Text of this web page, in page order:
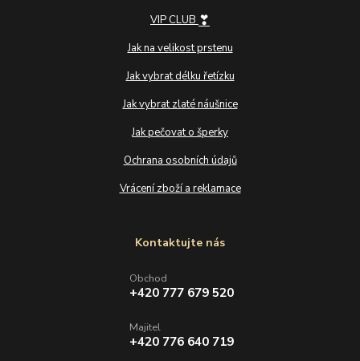
VIP CLUB ❣
Jak na velikost prstenu
Jak vybrat délku řetízku
Jak vybrat zlaté náušnice
Jak pečovat o šperky
Ochrana osobních údajů
Vrácení zboží a reklamace
Kontaktujte nás
Obchod
+420 777 679 520
Majitel
+420 776 640 719